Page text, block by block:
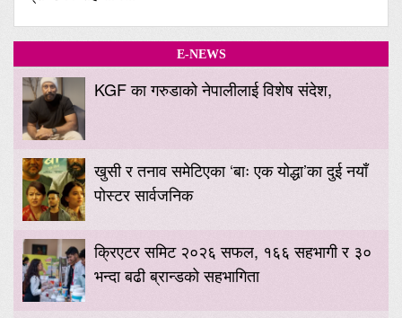
E-NEWS
KGF का गरुडाको नेपालीलाई विशेष संदेश,
खुसी र तनाव समेटिएका ‘बाः एक योद्धा’का दुई नयाँ
पोस्टर सार्वजनिक
क्रिएटर समिट २०२६ सफल, १६६ सहभागी र ३०
भन्दा बढी ब्रान्डको सहभागिता